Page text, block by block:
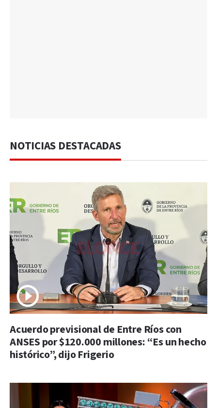
NOTICIAS DESTACADAS
Acuerdo previsional de Entre Ríos con
ANSES por $120.000 millones: “Es un hecho
histórico”, dijo Frigerio